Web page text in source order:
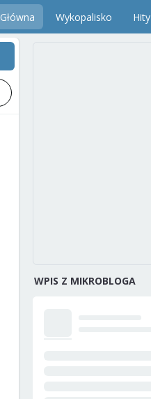
Główna Wykopalisko Hity
WPIS Z MIKROBLOGA